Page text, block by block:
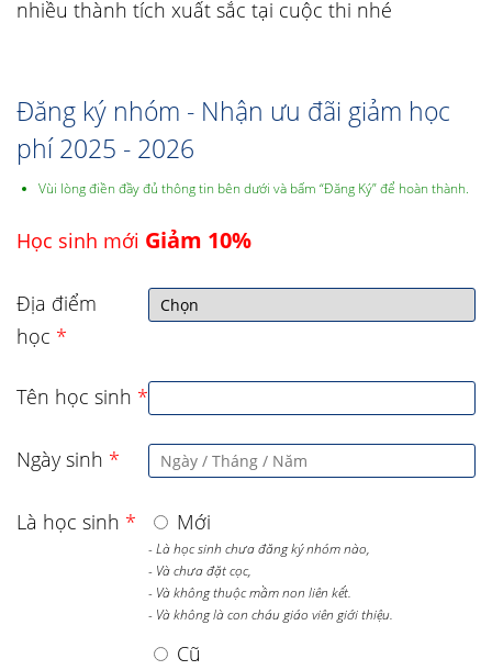
nhiều thành tích xuất sắc tại cuộc thi nhé
Đăng ký nhóm - Nhận ưu đãi giảm học
phí 2025 - 2026
Vùi lòng điền đầy đủ thông tin bên dưới và bấm “Đăng Ký” để hoàn thành.
Học sinh mới Giảm 10%
Địa điểm
học *
Tên học sinh *
Ngày sinh *
Là học sinh * Mới
- Là học sinh chưa đăng ký nhóm nào,
- Và chưa đặt cọc,
- Và không thuộc mầm non liên kết.
- Và không là con cháu giáo viên giới thiệu.
Cũ